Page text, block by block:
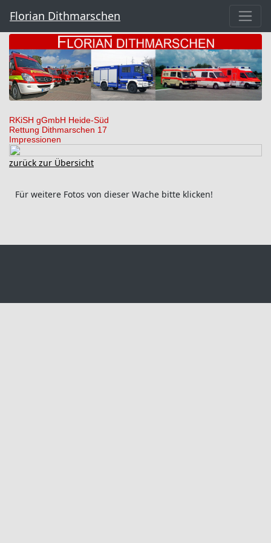
Florian Dithmarschen
RKiSH gGmbH Heide-Süd
Rettung Dithmarschen 17
Impressionen
zurück zur Übersicht
Für weitere Fotos von dieser Wache bitte klicken!